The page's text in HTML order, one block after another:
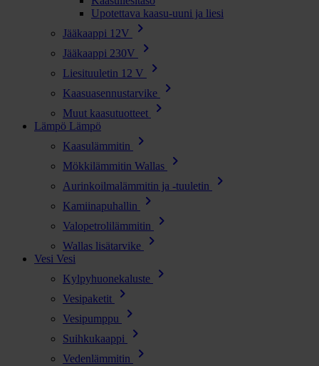
Upotettava kaasu-uuni ja liesi
Jääkaappi 12V
chevron_right
Jääkaappi 230V chevron_right
Liesituuletin 12 V chevron_right
Kaasuasennustarvike chevron_right
Muut kaasutuotteet chevron_right
Lämpö Lämpö
Kaasulämmitin
chevron_right
Mökkilämmitin Wallas chevron_right
Aurinkoilmalämmitin ja -tuuletin chevron_right
Kamiinapuhallin chevron_right
Valopetrolilämmitin chevron_right
Wallas lisätarvike chevron_right
Vesi Vesi
Kylpyhuonekaluste
chevron_right
Vesipaketit chevron_right
Vesipumppu chevron_right
Suihkukaappi chevron_right
Vedenlämmitin chevron_right